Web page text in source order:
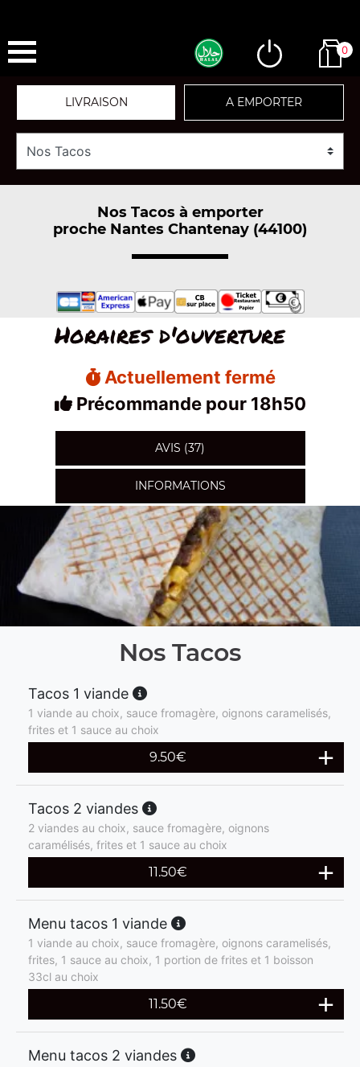
0
LIVRAISON A EMPORTER
Nos Tacos à emporter
proche Nantes Chantenay (44100)
Horaires d'ouverture
Actuellement fermé
Précommande pour 18h50
AVIS (37)
INFORMATIONS
Nos Tacos
Tacos 1 viande
1 viande au choix, sauce fromagère, oignons caramelisés,
frites et 1 sauce au choix
9.50€
Tacos 2 viandes
2 viandes au choix, sauce fromagère, oignons
caramélisés, frites et 1 sauce au choix
11.50€
Menu tacos 1 viande
1 viande au choix, sauce fromagère, oignons caramelisés,
frites, 1 sauce au choix, 1 portion de frites et 1 boisson
33cl au choix
11.50€
Menu tacos 2 viandes